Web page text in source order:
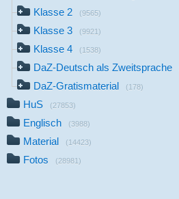
Klasse 2 (9565)
Klasse 3 (9921)
Klasse 4 (1538)
DaZ-Deutsch als Zweitsprache
DaZ-Gratismaterial (178)
HuS (27853)
Englisch (3988)
Material (14423)
Fotos (28981)